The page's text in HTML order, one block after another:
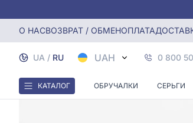
О НАСВОЗВРАТ / ОБМЕНОПЛАТА
UA / RU UAH 0 800
КАТАЛОГ ОБРУЧАЛКИ СЕРЬГИ
Главная Серебряная Подвеска с